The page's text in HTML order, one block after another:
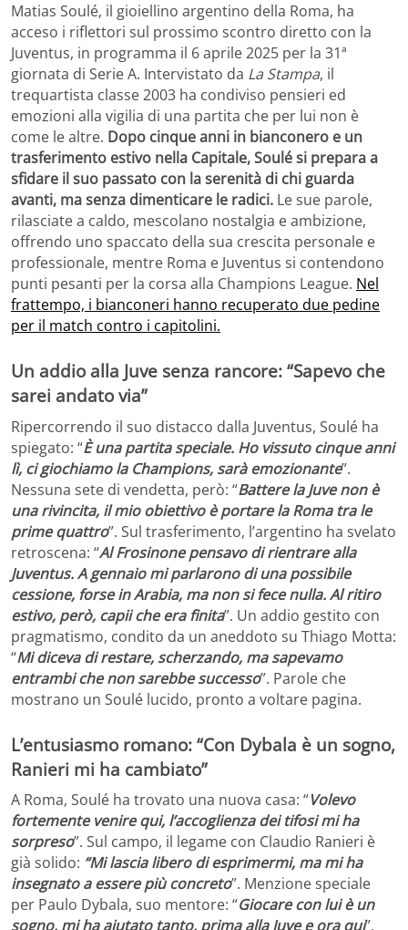
Matias Soulé, il gioiellino argentino della Roma, ha
acceso i riflettori sul prossimo scontro diretto con la
Juventus, in programma il 6 aprile 2025 per la 31ª
giornata di Serie A. Intervistato da La Stampa, il
trequartista classe 2003 ha condiviso pensieri ed
emozioni alla vigilia di una partita che per lui non è
come le altre. Dopo cinque anni in bianconero e un
trasferimento estivo nella Capitale, Soulé si prepara a
sfidare il suo passato con la serenità di chi guarda
avanti, ma senza dimenticare le radici. Le sue parole,
rilasciate a caldo, mescolano nostalgia e ambizione,
offrendo uno spaccato della sua crescita personale e
professionale, mentre Roma e Juventus si contendono
punti pesanti per la corsa alla Champions League. Nel
frattempo, i bianconeri hanno recuperato due pedine
per il match contro i capitolini.
Un addio alla Juve senza rancore: “Sapevo che
sarei andato via”
Ripercorrendo il suo distacco dalla Juventus, Soulé ha
spiegato: “È una partita speciale. Ho vissuto cinque anni
lì, ci giochiamo la Champions, sarà emozionante”.
Nessuna sete di vendetta, però: “Battere la Juve non è
una rivincita, il mio obiettivo è portare la Roma tra le
prime quattro”. Sul trasferimento, l’argentino ha svelato
retroscena: “Al Frosinone pensavo di rientrare alla
Juventus. A gennaio mi parlarono di una possibile
cessione, forse in Arabia, ma non si fece nulla. Al ritiro
estivo, però, capii che era finita”. Un addio gestito con
pragmatismo, condito da un aneddoto su Thiago Motta:
“Mi diceva di restare, scherzando, ma sapevamo
entrambi che non sarebbe successo”. Parole che
mostrano un Soulé lucido, pronto a voltare pagina.
L’entusiasmo romano: “Con Dybala è un sogno,
Ranieri mi ha cambiato”
A Roma, Soulé ha trovato una nuova casa: “Volevo
fortemente venire qui, l’accoglienza dei tifosi mi ha
sorpreso”. Sul campo, il legame con Claudio Ranieri è
già solido: “Mi lascia libero di esprimermi, ma mi ha
insegnato a essere più concreto”. Menzione speciale
per Paulo Dybala, suo mentore: “Giocare con lui è un
sogno, mi ha aiutato tanto, prima alla Juve e ora qui”.